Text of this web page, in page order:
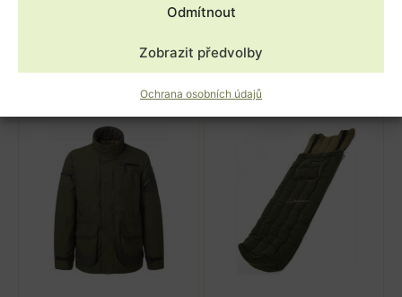
Odmítnout
Zobrazit předvolby
Ochrana osobních údajů
2 500,00
Skladem